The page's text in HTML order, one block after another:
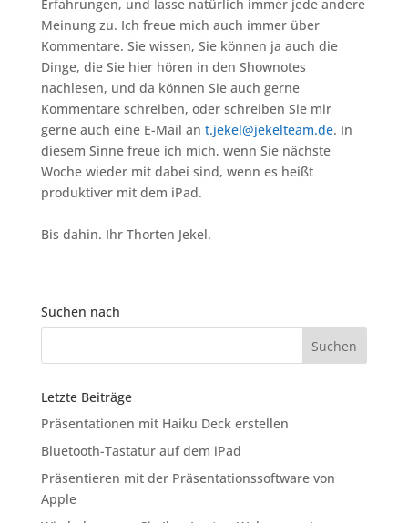
Erfahrungen, und lasse natürlich immer jede andere
Meinung zu. Ich freue mich auch immer über
Kommentare. Sie wissen, Sie können ja auch die
Dinge, die Sie hier hören in den Shownotes
nachlesen, und da können Sie auch gerne
Kommentare schreiben, oder schreiben Sie mir
gerne auch eine E-Mail an t.jekel@jekelteam.de. In
diesem Sinne freue ich mich, wenn Sie nächste
Woche wieder mit dabei sind, wenn es heißt
produktiver mit dem iPad.
Bis dahin. Ihr Thorten Jekel.
Suchen nach
Letzte Beiträge
Präsentationen mit Haiku Deck erstellen
Bluetooth-Tastatur auf dem iPad
Präsentieren mit der Präsentationssoftware von
Apple